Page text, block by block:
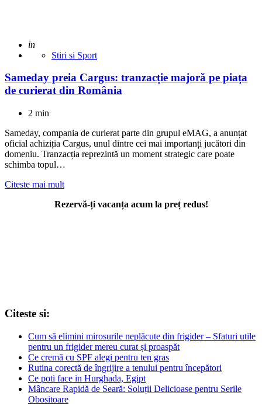
Adaugat
in
Stiri si Sport
Sameday preia Cargus: tranzacție majoră pe piața
de curierat din România
2 min
Sameday, compania de curierat parte din grupul eMAG, a anunțat
oficial achiziția Cargus, unul dintre cei mai importanți jucători din
domeniu. Tranzacția reprezintă un moment strategic care poate
schimba topul…
Citeste mai mult
Rezervă-ți vacanța acum la preț redus!
Citeste si:
Cum să elimini mirosurile neplăcute din frigider – Sfaturi utile
pentru un frigider mereu curat și proaspăt
Ce cremă cu SPF alegi pentru ten gras
Rutina corectă de îngrijire a tenului pentru începători
Ce poti face in Hurghada, Egipt
Mâncare Rapidă de Seară: Soluții Delicioase pentru Serile
Obositoare